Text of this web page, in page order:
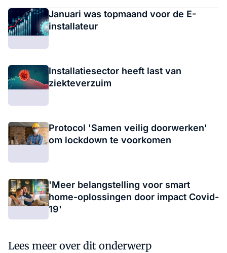
Januari was topmaand voor de E-
installateur
Installatiesector heeft last van
ziekteverzuim
Protocol 'Samen veilig doorwerken'
om lockdown te voorkomen
'Meer belangstelling voor smart
home-oplossingen door impact Covid-
19'
Lees meer over dit onderwerp